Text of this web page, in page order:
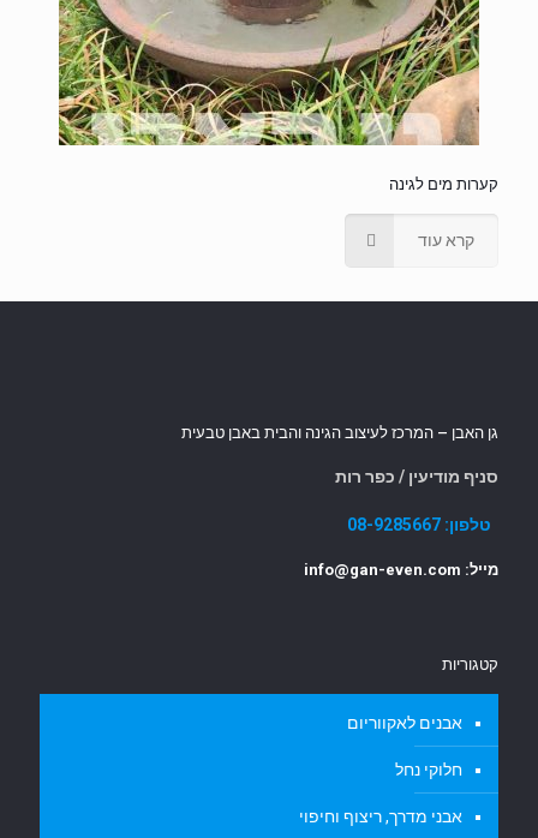
קערות מים לגינה
קרא עוד
גן האבן – המרכז לעיצוב הגינה והבית באבן טבעית
סניף מודיעין / כפר רות
טלפון: 08-9285667
מייל: info@gan-even.com
קטגוריות
אבנים לאקווריום
חלוקי נחל
אבני מדרך, ריצוף וחיפוי